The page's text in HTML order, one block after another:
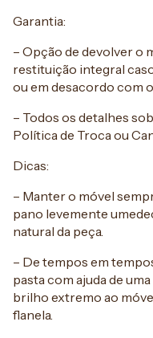
Garantia:
– Opção de devolver o
restituição integral
ou em desacordo com
– Todos os detalhes
Política de Troca ou
Dicas:
– Manter o móvel
pano levemente
natural da peça.
– De tempos em
pasta com ajuda de
brilho extremo ao
flanela.